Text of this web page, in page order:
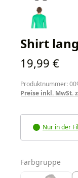
Shirt
Regulärer Preis:
19,99 €
Produktnummer:
Preise inkl. MwSt.
Nur in der
Farbgruppe